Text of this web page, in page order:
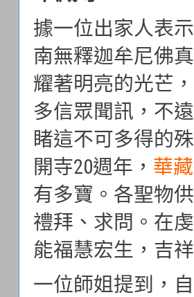
據一位出家人表
南無釋迦牟尼佛
耀著明亮的光芒
多信眾聞訊，不
睹這不可多得的
開寺20週年， 華
有多寶。各聖物
禮拜、求問。在
能福慧宏生，吉
一位師姐提到，